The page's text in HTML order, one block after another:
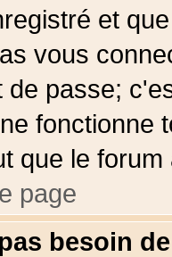
et
vous
de passe;
fonctionne
que le
page
besoin